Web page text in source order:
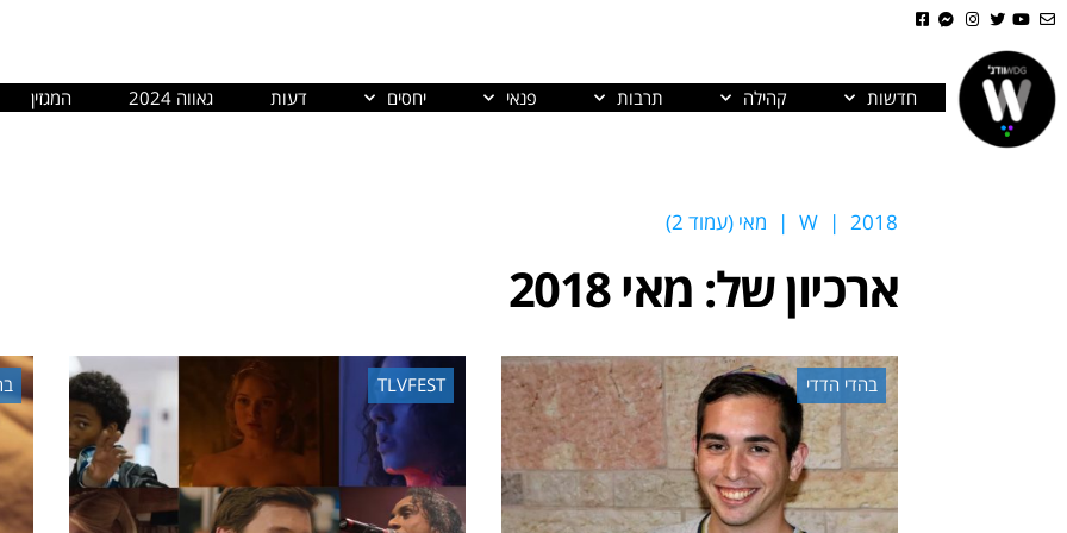
חדשות קהילה תרבות פנאי יחסים דעות גאווה 2024 המגזין
W | 2018
| מאי (עמוד 2)
ארכיון של: מאי 2018
בהדי הדדי TLVFEST